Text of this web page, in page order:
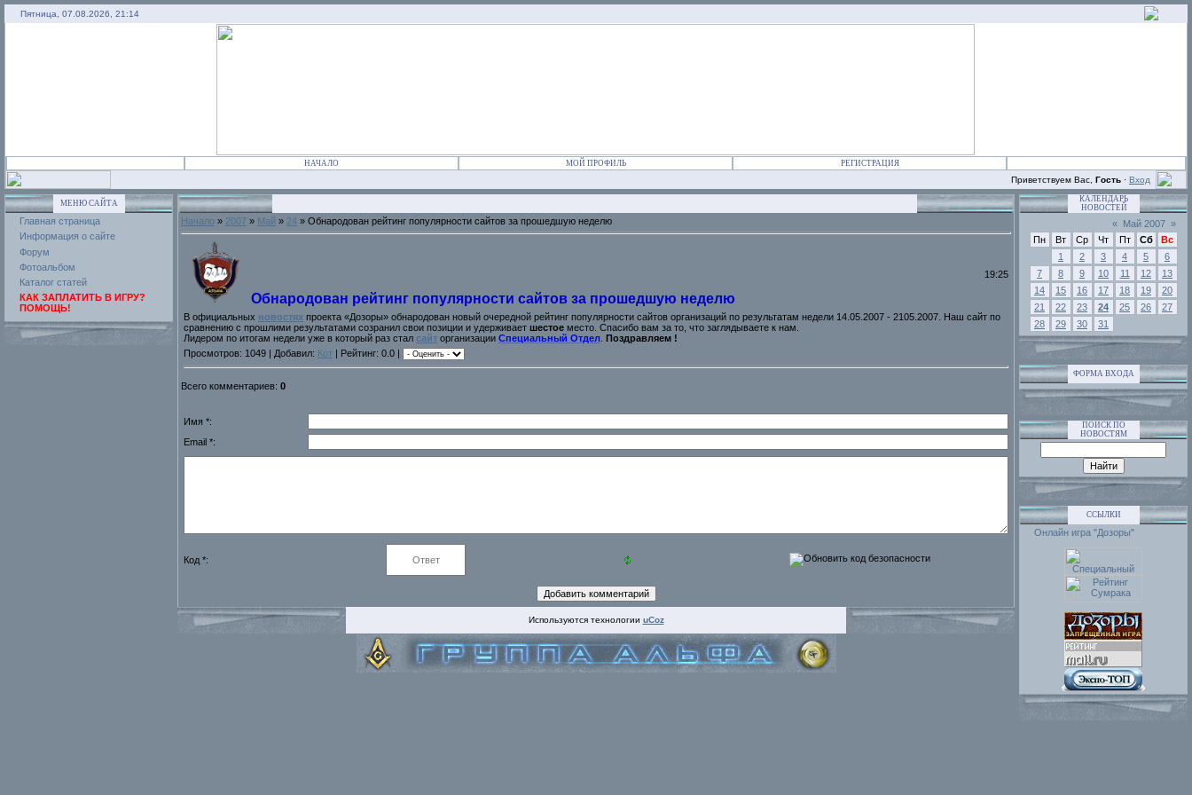
Пятница, 07.08.2026, 21:14
НАЧАЛО МОЙ ПРОФИЛЬ РЕГИСТРАЦИЯ
Приветствуем Вас, Гость · Вход
МЕНЮ САЙТА
Главная страница
Информация о сайте
Форум
Фотоальбом
Каталог статей
КАК ЗАПЛАТИТЬ В ИГРУ?
ПОМОЩЬ!
Начало » 2007 » Май » 24 » Обнародован рейтинг популярности сайтов за прошедшую неделю
Обнародован рейтинг популярности сайтов за прошедшую неделю
19:25
В официальных новостях проекта «Дозоры» обнародован новый очередной рейтинг популярности сайтов организаций по результатам недели 14.05.2007 - 2105.2007. Наш сайт по
сравнению с прошлими результатами созранил свои позиции и удерживает шестое место. Спасибо вам за то, что заглядываете к нам.
Лидером по итогам недели уже в который раз стал сайт организации Специальный Отдел Поздравляем !
Просмотров: 1049 | Добавил: Кот | Рейтинг: 0.0 |
Всего комментариев: 0
Имя *:
Email *:
Код *:
Используются технологии uCoz
КАЛЕНДАРЬ
НОВОСТЕЙ
« Май 2007 »
Пн
Вт Ср Чт Пт Сб
Вс
1
2 3 4 5
6
7
8 9 10 11 12
13
14
15 16 17 18 19
20
21
22 23 24 25 26
27
28
29 30 31
ФОРМА ВХОДА
ПОИСК ПО
НОВОСТЯМ
ССЫЛКИ
Онлайн игра "Дозоры"